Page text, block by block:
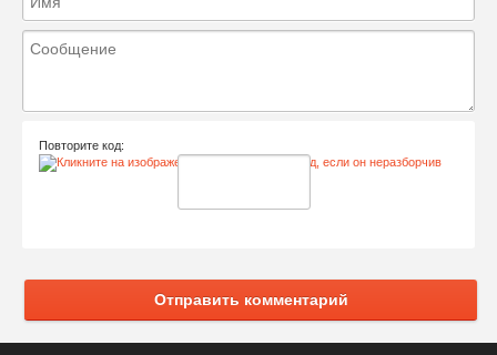
Повторите код:
Отправить комментарий